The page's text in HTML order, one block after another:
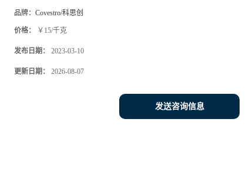
品牌： Covestro/科思创
价格： ￥15/千克
发布日期： 2023-03-10
更新日期： 2026-08-07
发送咨询信息